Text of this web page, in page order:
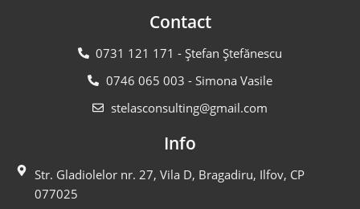
Contact
0731 121 171 - Ștefan Ștefănescu
0746 065 003 - Simona Vasile
stelasconsulting@gmail.com
Info
Str. Gladiolelor nr. 27, Vila D, Bragadiru, Ilfov, CP
077025